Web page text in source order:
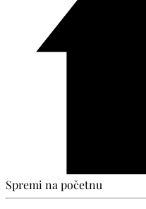
Spremi na početnu